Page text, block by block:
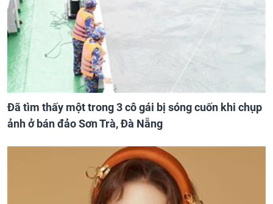
Đã tìm thấy một trong 3 cô gái bị sóng cuốn khi chụp
ảnh ở bán đảo Sơn Trà, Đà Nẵng